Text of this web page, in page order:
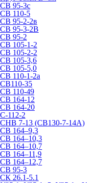
СВ 95-3с
СВ 110-5
СВ 95-2-2в
СВ 95-3-2В
СВ 95-2
СВ 105-1-2
СВ 105-2-2
СВ 105-3,6
СВ 105-5,0
СВ 110-1-2а
СВ110-35
СВ 110-49
СВ 164-12
СВ 164-20
С-112-2
СНВ 7-13 (СВ130-7-14А)
СВ 164–9,3
СВ 164–10,3
СВ 164–10,7
СВ 164–11,9
СВ 164–12,7
СВ 95-3
СК 26.1-5.1